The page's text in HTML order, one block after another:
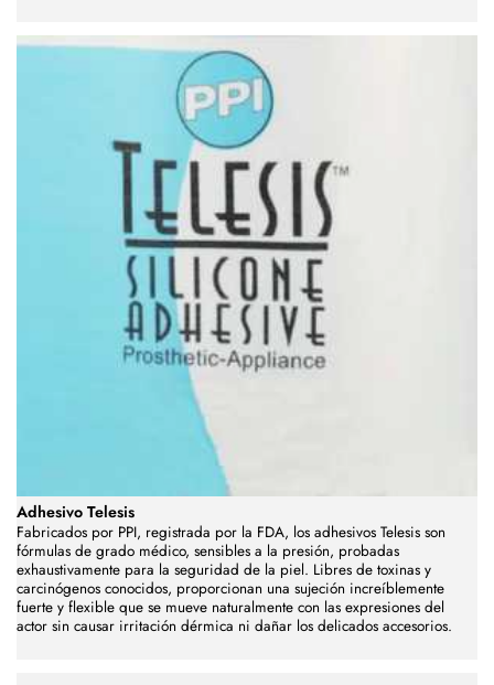
Adhesivo Telesis
Fabricados por PPI, registrada por la FDA, los adhesivos Telesis son
fórmulas de grado médico, sensibles a la presión, probadas
exhaustivamente para la seguridad de la piel. Libres de toxinas y
carcinógenos conocidos, proporcionan una sujeción increíblemente
fuerte y flexible que se mueve naturalmente con las expresiones del
actor sin causar irritación dérmica ni dañar los delicados accesorios.